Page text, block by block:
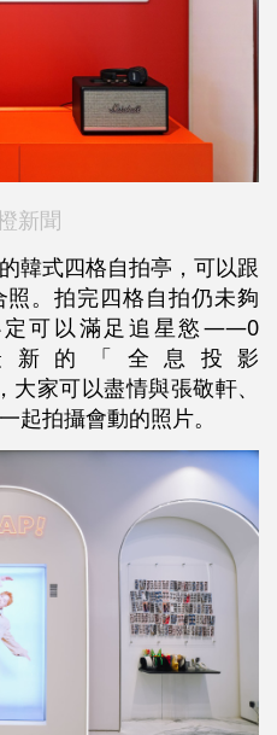
新聞
韓式四格自拍亭，可以跟
。拍完四格自拍仍未夠
定可以滿足追星慾——0
新的「全息投影
家可以盡情與張敬軒、
起拍攝會動的照片。